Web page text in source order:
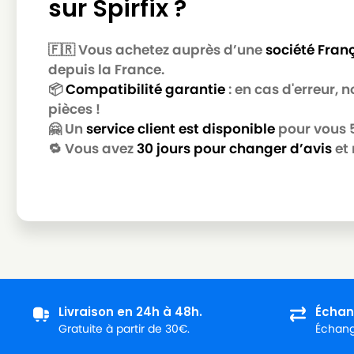
MIELE
MIELE ALLERGY CONTROL 500
MIELE
MIELE ALLERGY CONTROL 600
MIELE ALLERGY CONTROL 700
MIELE
MIELE ALLERGY CONTROL 800
MIELE ALLERGY CONTROL PLUSS600
MIELE
MIELE ALLERGY CONTROL S300
sur Spirfix ?
🇫🇷 Vous achetez auprès d’unesociété
depuis la France.
📦Compatibilité garantie: en cas d'erreur,
pièces !
🤗 Un service client est disponible pour vous
🔁 Vous avez30 jours pour changer d’aviset
Livraison en 24h à 48h.
Gratuite à partir de 30€.